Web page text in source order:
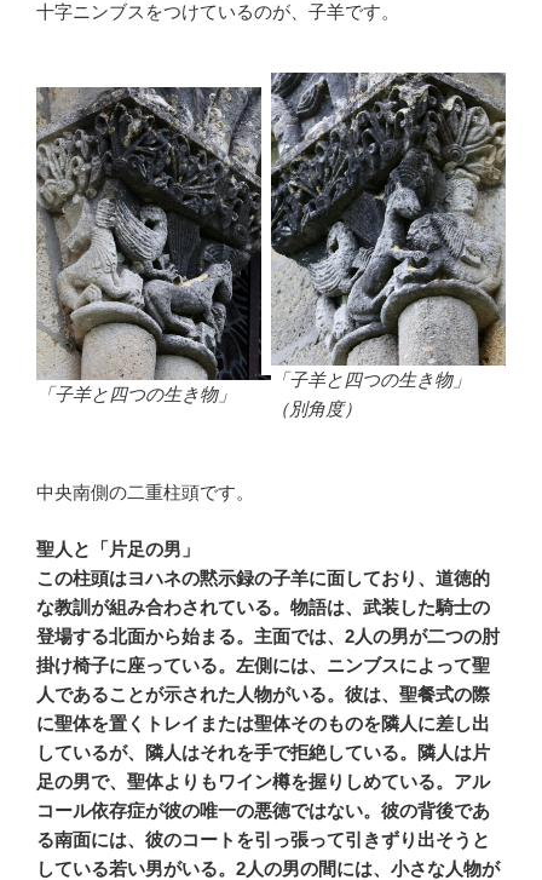
十字ニンブスをつけているのが、子羊です。
「子羊と四つの生き物」
「子羊と四つの生き物」
（別角度）
中央南側の二重柱頭です。
聖人と「片足の男」
この柱頭はヨハネの黙示録の子羊に面しており、道徳的
な教訓が組み合わされている。物語は、武装した騎士の
登場する北面から始まる。主面では、2人の男が二つの肘
掛け椅子に座っている。左側には、ニンブスによって聖
人であることが示された人物がいる。彼は、聖餐式の際
に聖体を置くトレイまたは聖体そのものを隣人に差し出
しているが、隣人はそれを手で拒絶している。隣人は片
足の男で、聖体よりもワイン樽を握りしめている。アル
コール依存症が彼の唯一の悪徳ではない。彼の背後であ
る南面には、彼のコートを引っ張って引きずり出そうと
している若い男がいる。2人の男の間には、小さな人物が